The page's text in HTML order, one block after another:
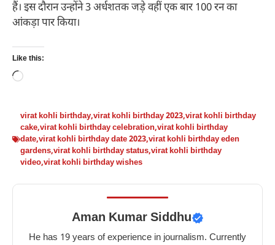
हैं। इस दौरान उन्होंने 3 अर्धशतक जड़े वहीं एक बार 100 रन का
आंकड़ा पार किया।
Like this:
Loading…
virat kohli birthday,virat kohli birthday 2023,virat kohli birthday
cake,virat kohli birthday celebration,virat kohli birthday
date,virat kohli birthday date 2023,virat kohli birthday eden
gardens,virat kohli birthday status,virat kohli birthday
video,virat kohli birthday wishes
Aman Kumar Siddhu
He has 19 years of experience in journalism. Currently